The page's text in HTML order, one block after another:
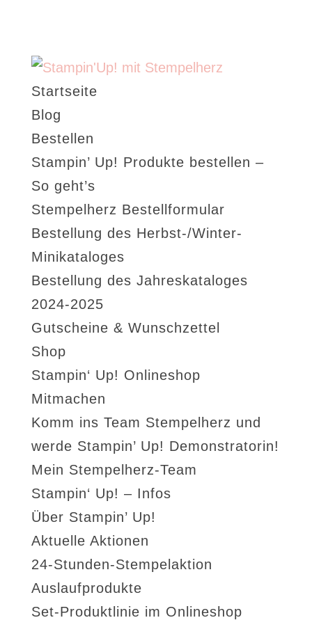
Startseite
Blog
Bestellen
Stampin’ Up! Produkte bestellen –
So geht’s
Stempelherz Bestellformular
Bestellung des Herbst-/Winter-
Minikataloges
Bestellung des Jahreskataloges
2024-2025
Gutscheine & Wunschzettel
Shop
Stampin‘ Up! Onlineshop
Mitmachen
Komm ins Team Stempelherz und
werde Stampin’ Up! Demonstratorin!
Mein Stempelherz-Team
Stampin‘ Up! – Infos
Über Stampin’ Up!
Aktuelle Aktionen
24-Stunden-Stempelaktion
Auslaufprodukte
Set-Produktlinie im Onlineshop